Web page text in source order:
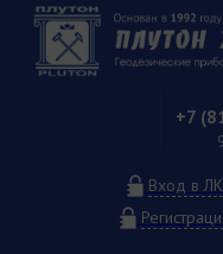
+7
Вход в ЛК